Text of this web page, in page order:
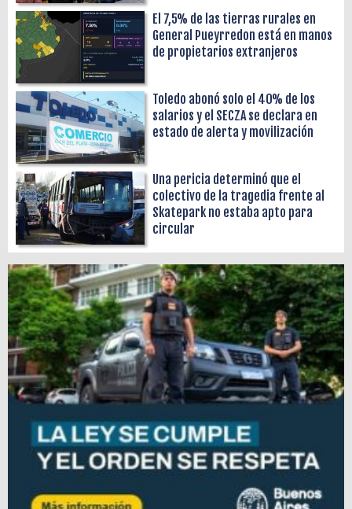
El 7,5% de las tierras rurales en
General Pueyrredon está en manos
de propietarios extranjeros
Toledo abonó solo el 40% de los
salarios y el SECZA se declara en
estado de alerta y movilización
Una pericia determinó que el
colectivo de la tragedia frente al
Skatepark no estaba apto para
circular